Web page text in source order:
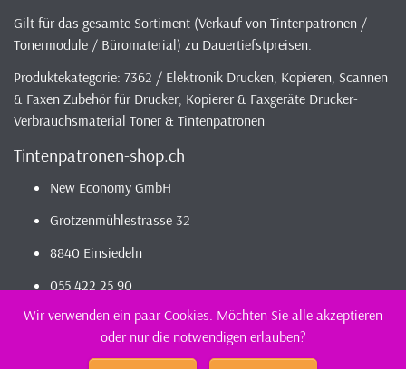
Gilt für das gesamte Sortiment (Verkauf von Tintenpatronen /
Tonermodule / Büromaterial) zu Dauertiefstpreisen.
Produktekategorie: 7362 / Elektronik Drucken, Kopieren, Scannen
& Faxen Zubehör für Drucker, Kopierer & Faxgeräte Drucker-
Verbrauchsmaterial Toner & Tintenpatronen
Tintenpatronen-shop.ch
New Economy GmbH
Grotzenmühlestrasse 32
8840 Einsiedeln
055 422 25 90
2026 - Infos / IndexTintenpatronen-ShopSortiment - günstig und
kompatibel bestellen / kaufen || günstig Tintenpatronen
Wir verwenden ein paar Cookies. Möchten Sie alle akzeptieren
oder nur die notwendigen erlauben?